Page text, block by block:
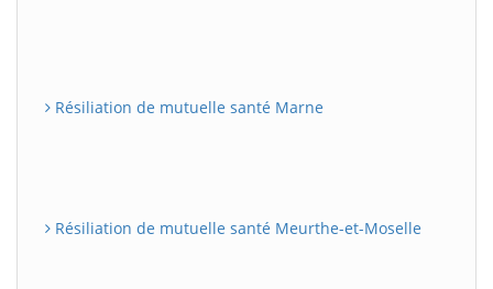
Résiliation de mutuelle santé Marne
Résiliation de mutuelle santé Meurthe-et-Moselle